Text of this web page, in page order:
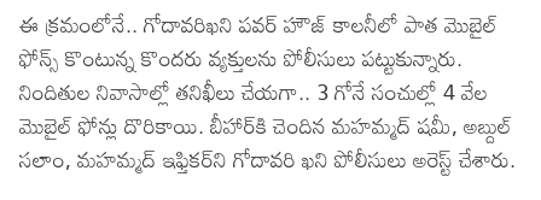
ఈ క్రమంలోనే.. గోదావరిఖని పవర్ హౌజ్ కాలనీలో పాత మొబైల్
ఫోన్స్ కొంటున్న కొందరు వ్యక్తులను పోలీసులు పట్టుకున్నారు.
నిందితుల నివాసాల్లో తనిఖీలు చేయగా.. 3 గోనే సంచుల్లో 4 వేల
మొబైల్ ఫోన్లు దొరికాయి. బీహార్‌కి చెందిన మహమ్మద్ షమీ, అబ్దుల్
సలాం, మహమ్మద్ ఇఫ్తికర్‌ని గోదావరి ఖని పోలీసులు అరెస్ట్ చేశారు.